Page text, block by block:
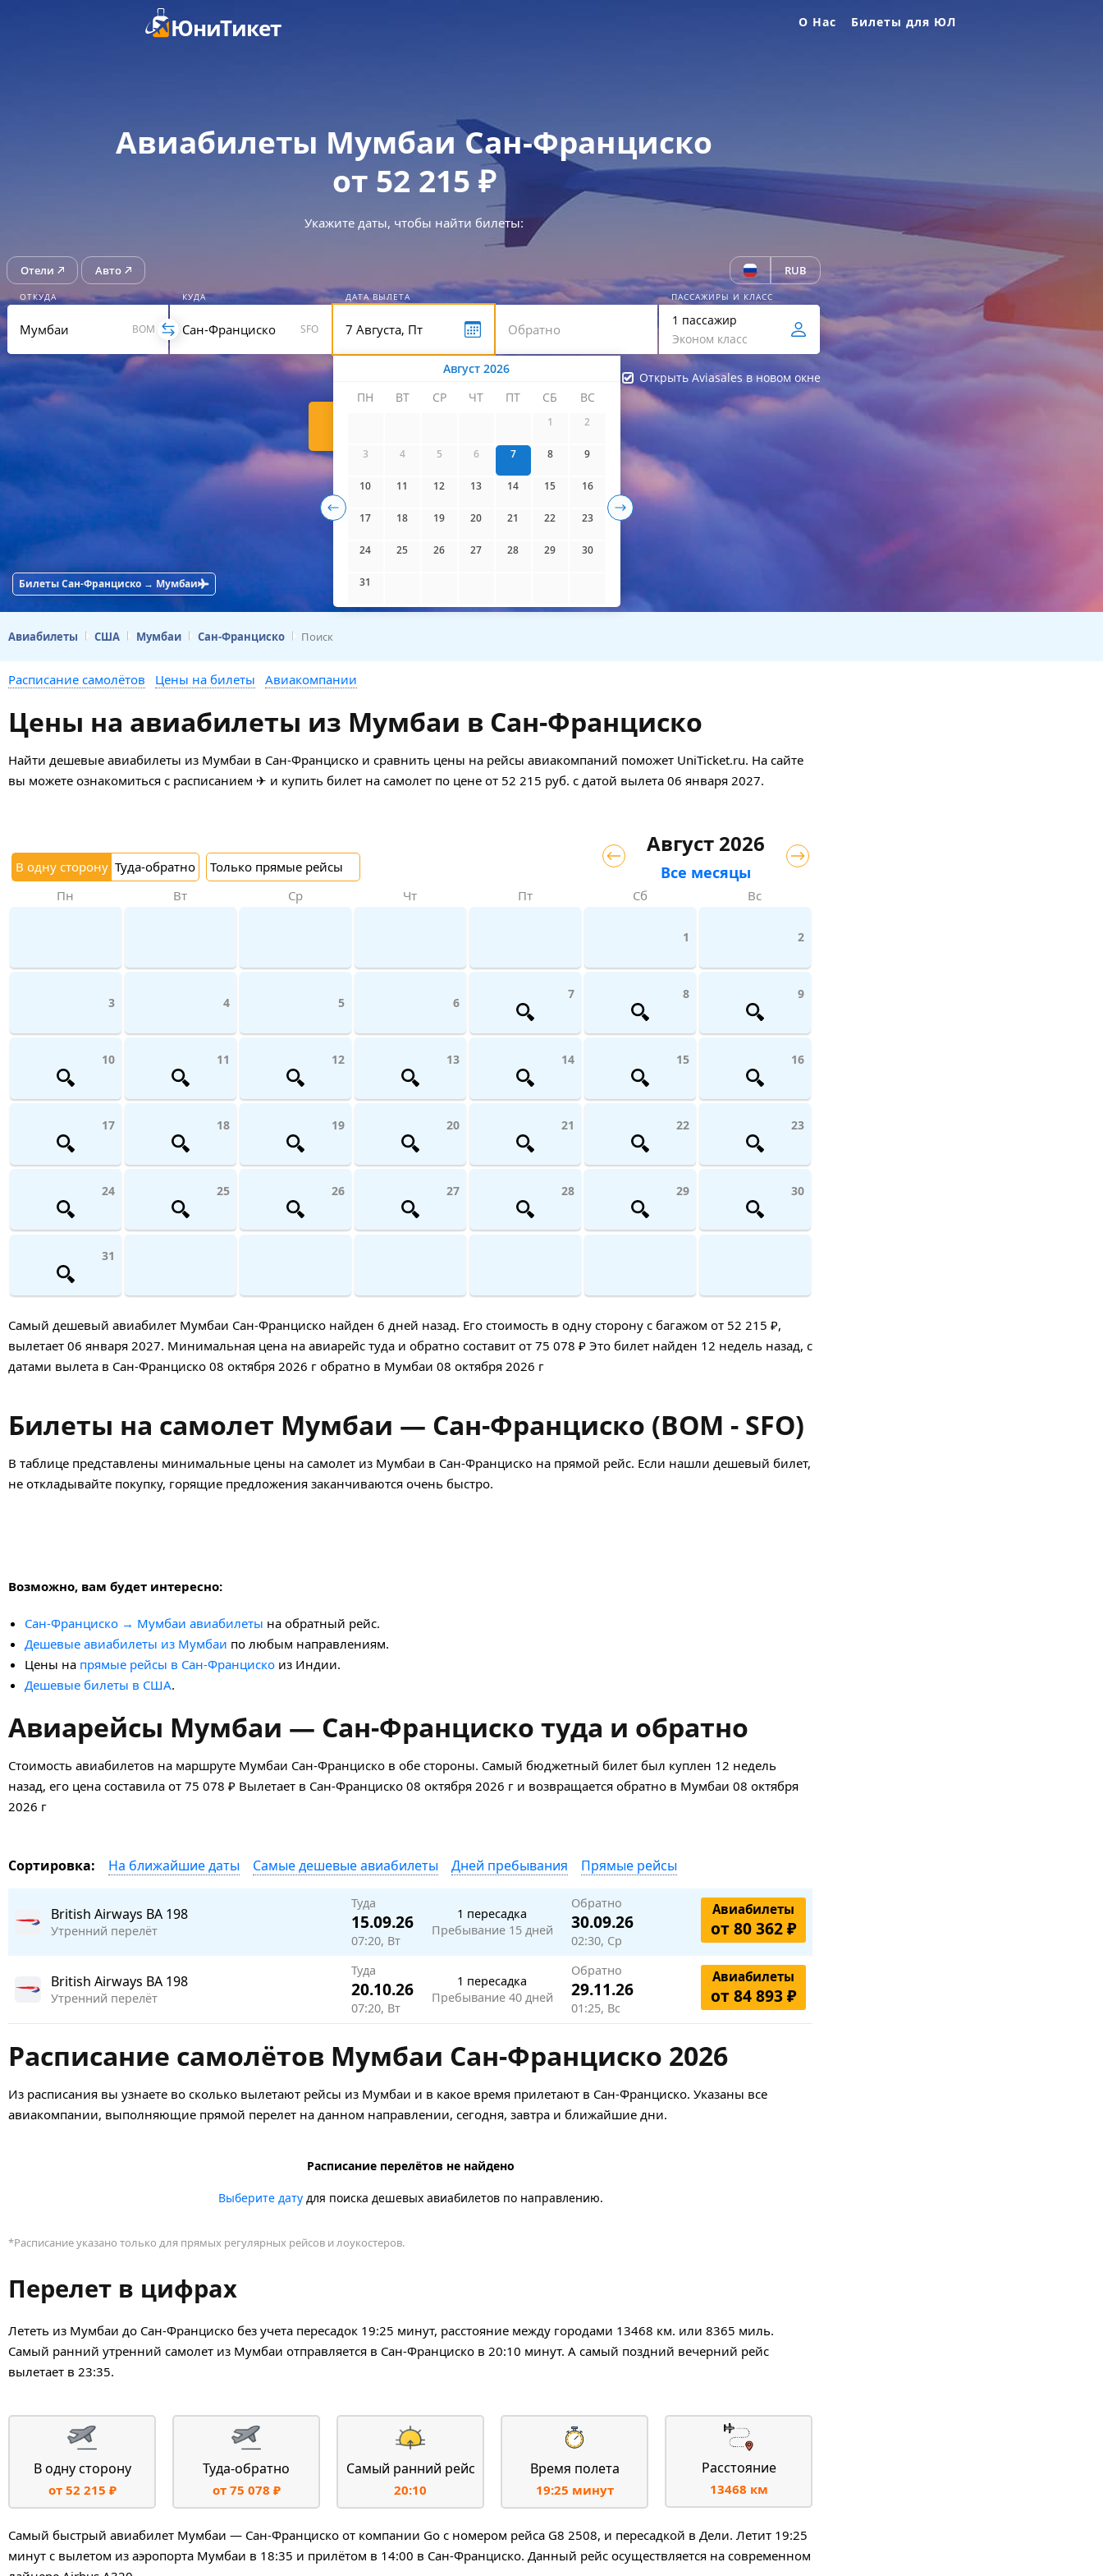
ЮниТикет О Нас Билеты для ЮЛ
Авиабилеты Мумбаи Сан-Франциско
от 52 215 ₽
Укажите даты, чтобы найти билеты:
Отели Авто RUB
ОТКУДА
BOM
КУДА
SFO
ДАТА ВЫЛЕТА
Август 2026
ПН
ВТ СР ЧТ ПТ СБ ВС
1 2
3 4 5 6 7 8 9
10 11 12 13 14 15 16
17 18 19 20 21 22 23
24 25 26 27 28 29 30
31
ПАССАЖИРЫ И КЛАСС
1 пассажир
Эконом класс
Открыть Aviasales в новом окне
Билеты Сан-Франциско → Мумбаи
Авиабилеты США Мумбаи Сан-Франциско Поиск
Расписание самолётов Цены на билеты Авиакомпании
Цены на авиабилеты из Мумбаи в Сан-Франциско
Найти дешевые авиабилеты из Мумбаи в Сан-Франциско и сравнить цены на рейсы авиакомпаний поможет UniTicket.ru. На сайте
вы можете ознакомиться с расписанием ✈ и купить билет на самолет по цене от 52 215 руб. с датой вылета 06 января 2027.
В одну сторону Туда-обратно Только прямые рейсы
Август 2026
Все месяцы
Пн Вт Ср Чт Пт Сб Вс
1 2
3 4 5 6
7 8 9
10 11 12 13 14 15 16
17 18 19 20 21 22 23
24 25 26 27 28 29 30
31
Самый дешевый авиабилет Мумбаи Сан-Франциско найден 6 дней назад. Его стоимость в одну сторону с багажом от 52 215 ₽,
вылетает 06 января 2027. Минимальная цена на авиарейс туда и обратно составит от 75 078 ₽ Это билет найден 12 недель назад, с
датами вылета в Сан-Франциско 08 октября 2026 г обратно в Мумбаи 08 октября 2026 г
Билеты на самолет Мумбаи — Сан-Франциско (BOM - SFO)
В таблице представлены минимальные цены на самолет из Мумбаи в Сан-Франциско на прямой рейс. Если нашли дешевый билет,
не откладывайте покупку, горящие предложения заканчиваются очень быстро.
Возможно, вам будет интересно:
Сан-Франциско → Мумбаи авиабилеты на обратный рейс.
Дешевые авиабилеты из Мумбаи по любым направлениям.
Цены на прямые рейсы в Сан-Франциско из Индии.
Дешевые билеты в США.
Авиарейсы Мумбаи — Сан-Франциско туда и обратно
Стоимость авиабилетов на маршруте Мумбаи Сан-Франциско в обе стороны. Самый бюджетный билет был куплен 12 недель
назад, его цена составила от 75 078 ₽ Вылетает в Сан-Франциско 08 октября 2026 г и возвращается обратно в Мумбаи 08 октября
2026 г
Сортировка: На ближайшие даты Самые дешевые авиабилеты Дней пребывания Прямые рейсы
British Airways BA 198
Утренний перелёт
Туда
15.09.26
07:20, Вт
1 пересадка
Пребывание 15 дней
Обратно
30.09.26
02:30, Ср
Авиабилеты
от 80 362 ₽
British Airways BA 198
Утренний перелёт
Туда
20.10.26
07:20, Вт
1 пересадка
Пребывание 40 дней
Обратно
29.11.26
01:25, Вс
Авиабилеты
от 84 893 ₽
Расписание самолётов Мумбаи Сан-Франциско 2026
Из расписания вы узнаете во сколько вылетают рейсы из Мумбаи и в какое время прилетают в Сан-Франциско. Указаны все
авиакомпании, выполняющие прямой перелет на данном направлении, сегодня, завтра и ближайшие дни.
Расписание перелётов не найдено
Выберите датудля поиска дешевых авиабилетов по направлению.
*Расписание указано только для прямых регулярных рейсов и лоукостеров.
Перелет в цифрах
Лететь из Мумбаи до Сан-Франциско без учета пересадок 19:25 минут, расстояние между городами 13468 км. или 8365 миль.
Самый ранний утренний самолет из Мумбаи отправляется в Сан-Франциско в 20:10 минут. А самый поздний вечерний рейс
вылетает в 23:35.
В одну сторону
от 52 215 ₽
Туда-обратно
от 75 078 ₽
Самый ранний рейс
20:10
Время полета
19:25 минут
Расстояние
13468 км
Самый быстрый авиабилет Мумбаи — Сан-Франциско от компании Go с номером рейса G8 2508, и пересадкой в Дели. Летит 19:25
минут с вылетом из аэропорта Мумбаи в 18:35 и прилётом в 14:00 в Сан-Франциско. Данный рейс осуществляется на современном